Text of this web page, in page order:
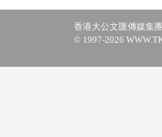
香港大公文匯傳媒集
© 1997-2026